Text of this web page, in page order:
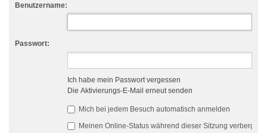
Benutzername:
Passwort:
Ich habe mein Passwort vergessen
Die Aktivierungs-E-Mail erneut senden
Mich bei jedem Besuch automatisch anmelden
Meinen Online-Status während dieser Sitzung verbergen